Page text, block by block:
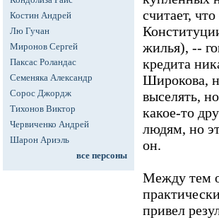
Костин Андрей
Лю Гучан
Миронов Сергей
Паксас Роландас
Семеняка Александр
Сорос Джордж
Тихонов Виктор
Червиченко Андрей
Шарон Ариэль
все персоны
считает,
жилья), --
кредита
Широкова,
выселять,
какое-то
людям, но
он.
Между тем
привел